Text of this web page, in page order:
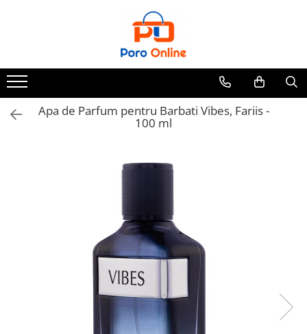
Al Absar
Parfum
Clone
Apa de Parfum pentru Barbati Vibes, Fariis -
100 ml